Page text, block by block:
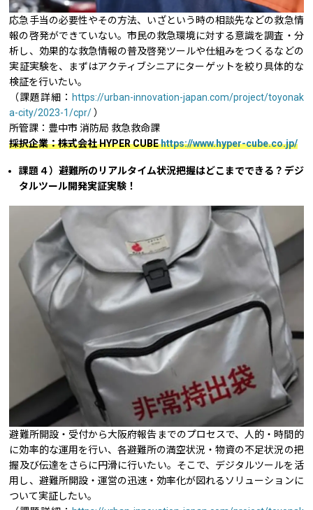
応急手当の必要性やその方法、いざという時の相談先などの救急情
報の啓発ができていない。市民の救急環境に対する意識を調査・分
析し、効果的な救急情報の普及啓発ツールや仕組みをつくるなどの
実証実験を、まずはアクティブシニアにターゲットを絞り具体的な
検証を行いたい。
（課題詳細： https://urban-innovation-japan.com/project/toyonak
a-city/2023-1/cpr/ ）
所管課：豊中市 消防局 救急救命課
採択企業：株式会社 HYPER CUBEhttps://www.hyper-cube.co.jp/
課題４）避難所のリアルタイム状況把握はどこまでできる？デジ
タルツール開発実証実験！
避難所開設・受付から大阪府報告までのプロセスで、人的・時間的
に効率的な運用を行い、各避難所の満空状況・物資の不足状況の把
握及び伝達をさらに円滑に行いたい。そこで、デジタルツールを活
用し、避難所開設・運営の迅速・効率化が図れるソリューションに
ついて実証したい。